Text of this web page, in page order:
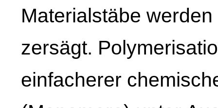
Materialstäbe
zersägt.
einfacherer